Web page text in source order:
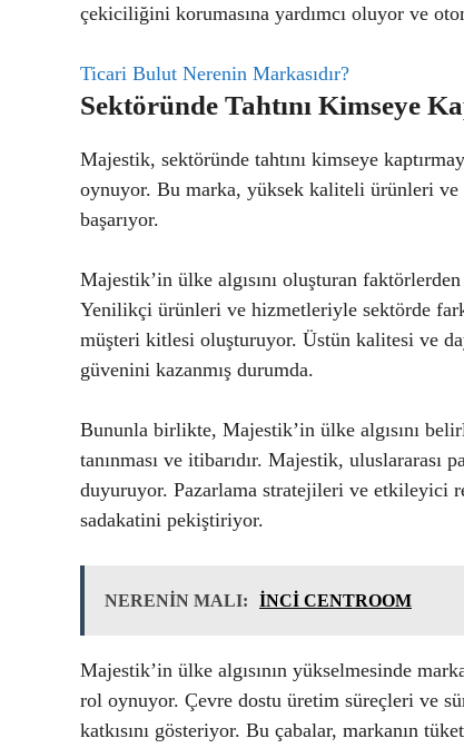
çekiciliğini korumasına yardımcı oluyor ve
Ticari Bulut Nerenin Markasıdır?
Sektöründe Tahtını Kimseye
Majestik, sektöründe tahtını kimseye
oynuyor. Bu marka, yüksek kaliteli ürünleri
başarıyor.
Majestik’in ülke algısını oluşturan
Yenilikçi ürünleri ve hizmetleriyle sektörde
müşteri kitlesi oluşturuyor. Üstün kalitesi ve
güvenini kazanmış durumda.
Bununla birlikte, Majestik’in ülke algısını
tanınması ve itibarıdır. Majestik, uluslararası
duyuruyor. Pazarlama stratejileri ve etkileyici
sadakatini pekiştiriyor.
NERENİN MALI: İNCİ CENTROOM
Majestik’in ülke algısının yükselmesinde
rol oynuyor. Çevre dostu üretim süreçleri ve
katkısını gösteriyor. Bu çabalar, markanın